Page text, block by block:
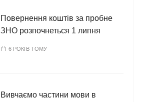
Повернення коштів за пробне
ЗНО розпочнеться 1 липня
6 РОКІВ ТОМУ
Вивчаємо частини мови в